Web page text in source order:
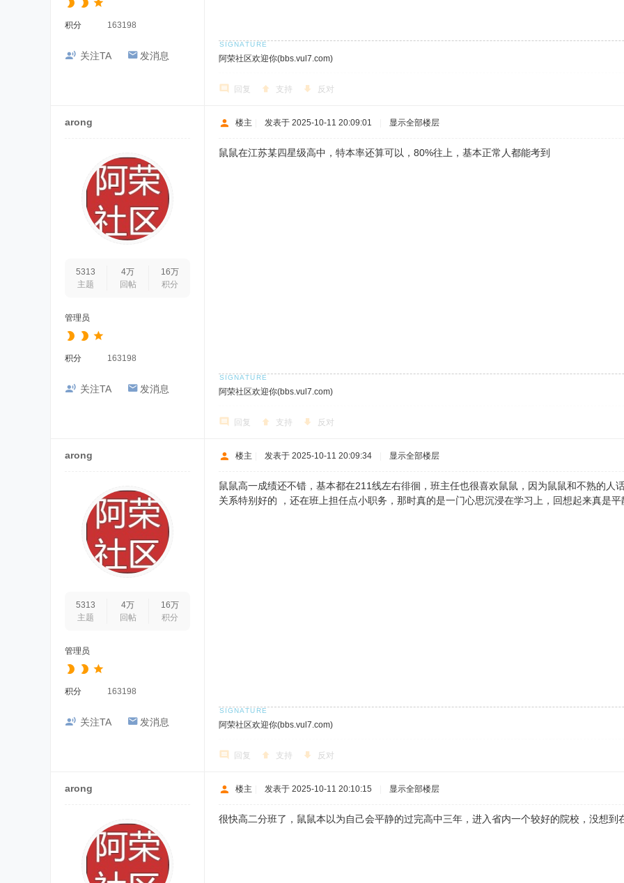
积分 163198
关注TA 发消息 阿荣社区欢迎你(bbs.vul7.com)
回复 支持 反对
arong
5313
主题
4万
回帖
16万
积分
管理员
积分 163198
关注TA 发消息
楼主 发表于 2025-10-11 20:09:01 显示全部楼层
鼠鼠在江苏某四星级高中，特本率还算可以，80%往上，基本正常人都能考到
阿荣社区欢迎你(bbs.vul7.com)
回复 支持 反对
arong
5313
主题
4万
回帖
16万
积分
管理员
积分 163198
关注TA 发消息
楼主 发表于 2025-10-11 20:09:34 显示全部楼层
鼠鼠高一成绩还不错，基本都在211线左右徘徊，班主任也很喜欢鼠鼠，因为鼠鼠和不熟的人
关系特别好的 ，还在班上担任点小职务，那时真的是一门心思沉浸在学习上，回想起来真是
阿荣社区欢迎你(bbs.vul7.com)
回复 支持 反对
arong 楼主 发表于 2025-10-11 20:10:15 显示全部楼层
很快高二分班了，鼠鼠本以为自己会平静的过完高中三年，进入省内一个较好的院校，没想到